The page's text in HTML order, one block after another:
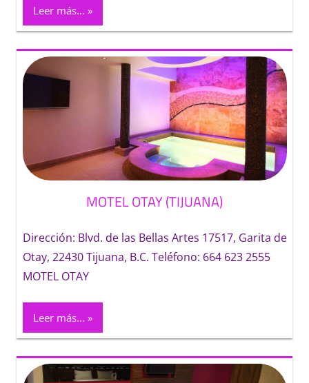
Leer más...
MOTEL OTAY (TIJUANA)
Dirección: Blvd. de las Bellas Artes 17517, Garita de
Otay, 22430 Tijuana, B.C. Teléfono: 664 623 2555
MOTEL OTAY
Leer más...